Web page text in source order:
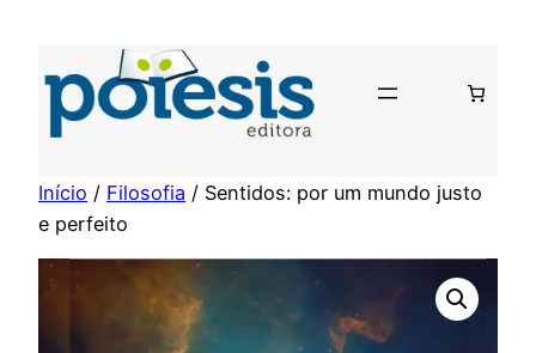
conteúdo
Início / Filosofia / Sentidos: por um mundo justo
e perfeito